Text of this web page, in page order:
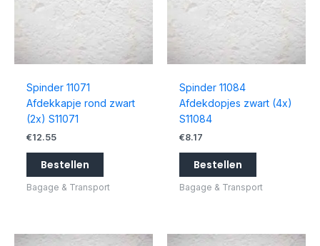
Spinder 11071
Afdekkapje rond zwart
(2x) S11071
€12.55
Bestellen
Bagage & Transport
Spinder 11084
Afdekdopjes zwart (4x)
S11084
€8.17
Bestellen
Bagage & Transport